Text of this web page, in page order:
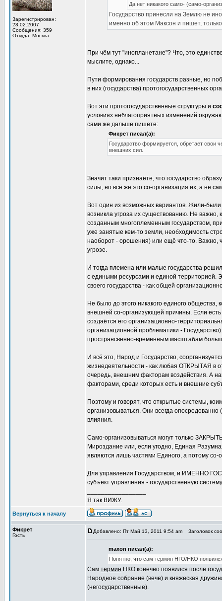
Зарегистрирован:
28.02.2007
Сообщения: 359
Откуда: Москва
Да нет никакого само- (само-
Государство принесли на Землю не
именно об этом Максон и пишет,
При чём тут "инопланетане"? Что, это
мыслите, однако...
Пути формирования государств разные, но
в них (государства) протогосударственных
Вот эти протогосударственные структуры и
условиях неблагоприятных изменений
сами же дальше пишете:
Фикрет писал(а):
Государство формируется, обретает свои
внешних сил.
Значит таки признаёте, что государство
силы, но всё же это со-организация их, а не
Вот один из возможных вариантов. Жили-
возникла угроза их существованию. Не
созданным многоплеменным государством,
уже занятые кем-то земли, необходимость
наоборот - орошения) или ещё что-то. Важно,
угрозе.
И тогда племена или малые государства
с едиными ресурсами и единой территорией.
своего государства - как общей
Не было до этого никакого единого общества,
внешней со-организующей причины. Если
создаётся его организационно-
организационной проблематики -
пространсвенно-временным масштабам
И всё это, Народ и Государство,
жизнедеятельности - как любая ОТКРЫТАЯ в
очередь, внешним факторам воздействия. А
факторами, среди которых есть и внешние
Поэтому и говорят, что открытые системы,
организовываться. Они всегда
влияния.
Само-организовываться могут только
Мироздание или, если угодно, Единая
являются лишь частями Единого, а потому со-
Для управления Государством, и ИМЕННО
субъект управления - государственную
Я так ВИЖУ.
Вернуться к началу
Фикрет
Гость
Добавлено: Пт Май 13, 2011 9:54 am Заголовок
maxon писал(а):
Понятно, что сам термин НГО/НКО
Сам термин НКО конечно появился после
Народное собрание (вече) и княжеская
(негосударственные).